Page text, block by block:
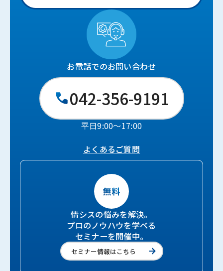
お電話でのお問い合わせ
042-356-9191
平日9:00〜17:00
よくあるご質問
情シスの悩みを解決。
プロのノウハウを学べる
セミナーを開催中。
セミナー情報はこちら